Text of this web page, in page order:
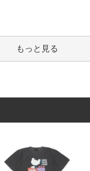
もっと見る